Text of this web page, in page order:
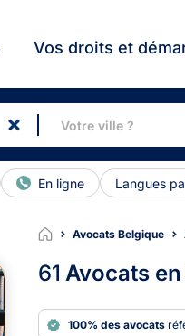
Vos droits et
En ligne Langues
Avocats Belgique
61 Avocats
100% des avocats